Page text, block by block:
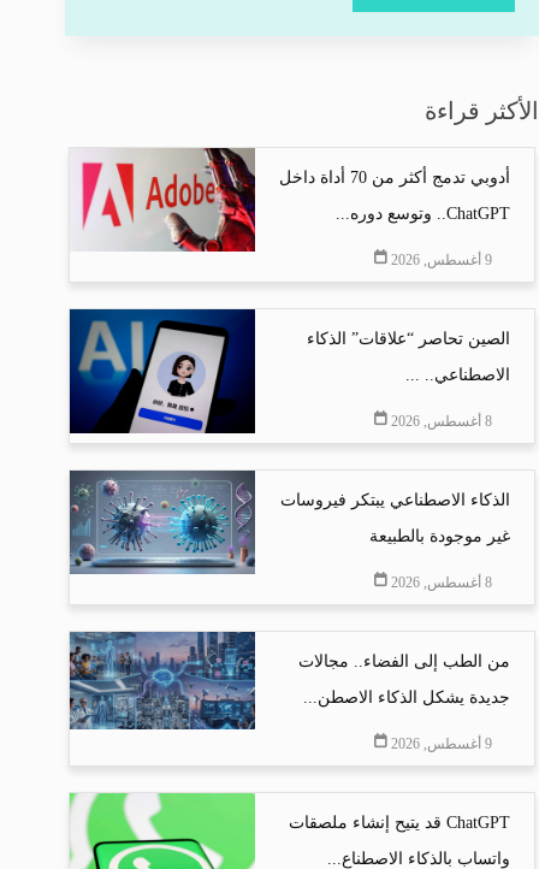
الأكثر قراءة
أدوبي تدمج أكثر من 70 أداة داخل
ChatGPT.. وتوسع دوره...
9 أغسطس, 2026
الصين تحاصر “علاقات” الذكاء
الاصطناعي.. ...
8 أغسطس, 2026
الذكاء الاصطناعي يبتكر فيروسات
غير موجودة بالطبيعة
8 أغسطس, 2026
من الطب إلى الفضاء.. مجالات
جديدة يشكل الذكاء الاصطن...
9 أغسطس, 2026
ChatGPT قد يتيح إنشاء ملصقات
واتساب بالذكاء الاصطناع...